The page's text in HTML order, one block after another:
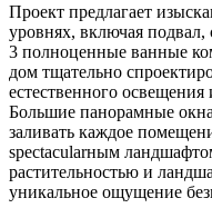
Проект предлагает
уровнях, включая
3 полноценные ванные
дом тщательно
естественного
Большие панорамные
заливать каждое
spectacularным
растительностью и
уникальное ощущение